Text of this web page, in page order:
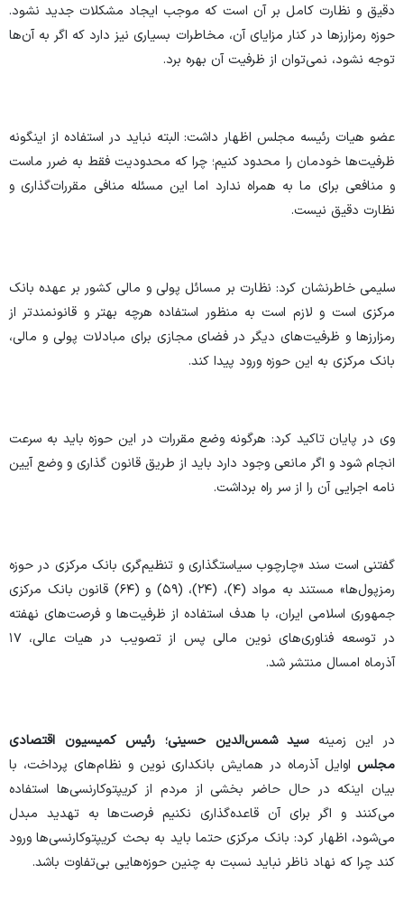
دقیق و نظارت کامل بر آن است که موجب ایجاد مشکلات جدید نشود.
حوزه رمزارزها در کنار مزایای آن، مخاطرات بسیاری نیز دارد که اگر به آن‌ها
توجه نشود، نمی‌توان از ظرفیت آن بهره برد.
عضو هیات رئیسه مجلس اظهار داشت: البته نباید در استفاده از اینگونه
ظرفیت‌ها خودمان را محدود کنیم؛ چرا که محدودیت فقط به ضرر ماست
و منافعی برای ما به همراه ندارد اما این مسئله منافی مقررات‌گذاری و
نظارت دقیق نیست.
سلیمی خاطرنشان کرد: نظارت بر مسائل پولی و مالی کشور بر عهده بانک
مرکزی است و لازم است به منظور استفاده هرچه بهتر و قانونمندتر از
رمزارز‌ها و ظرفیت‌های دیگر در فضای مجازی برای مبادلات پولی و مالی،
بانک مرکزی به این حوزه ورود پیدا کند.
وی در پایان تاکید کرد: هرگونه وضع مقررات در این حوزه باید به سرعت
انجام شود و اگر مانعی وجود دارد باید از طریق قانون گذاری و وضع آیین
نامه اجرایی آن را از سر راه برداشت.
گفتنی است سند «چارچوب سیاست­­گذاری و تنظیم‌گری بانک مرکزی در حوزه
رمزپول‌ها» مستند به مواد (۴)، (۲۴)، (۵۹) و (۶۴) قانون بانک مرکزی
جمهوری اسلامی ایران، با هدف استفاده از ظرفیت­‌ها و فرصت­‌های نهفته
در توسعه فناوری­‌های نوین مالی پس از تصویب در هیات عالی، ۱۷
آذرماه امسال منتشر شد.
در این زمینه سید شمس‌الدین حسینی؛ رئیس کمیسیون اقتصادی
مجلس اوایل آذرماه در همایش بانکداری نوین و نظام‌های پرداخت، با
بیان اینکه در حال حاضر بخشی از مردم از کریپتوکارنسی‌ها استفاده
می‌کنند و اگر برای آن قاعده‌گذاری نکنیم فرصت‌ها به تهدید مبدل
می‌شود، اظهار کرد: بانک مرکزی حتما باید به بحث کریپتوکارنسی‌ها ورود
کند چرا که نهاد ناظر نباید نسبت به چنین حوزه‌هایی بی‌تفاوت باشد.